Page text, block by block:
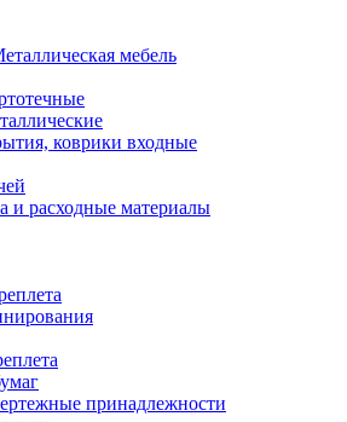
мебель
коврики входные
и расходные материалы
принадлежности